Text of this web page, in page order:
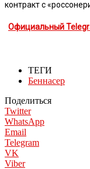
контракт с
Официальный
ТЕГИ
Беннасер
Поделиться
Twitter
WhatsApp
Email
Telegram
VK
Viber